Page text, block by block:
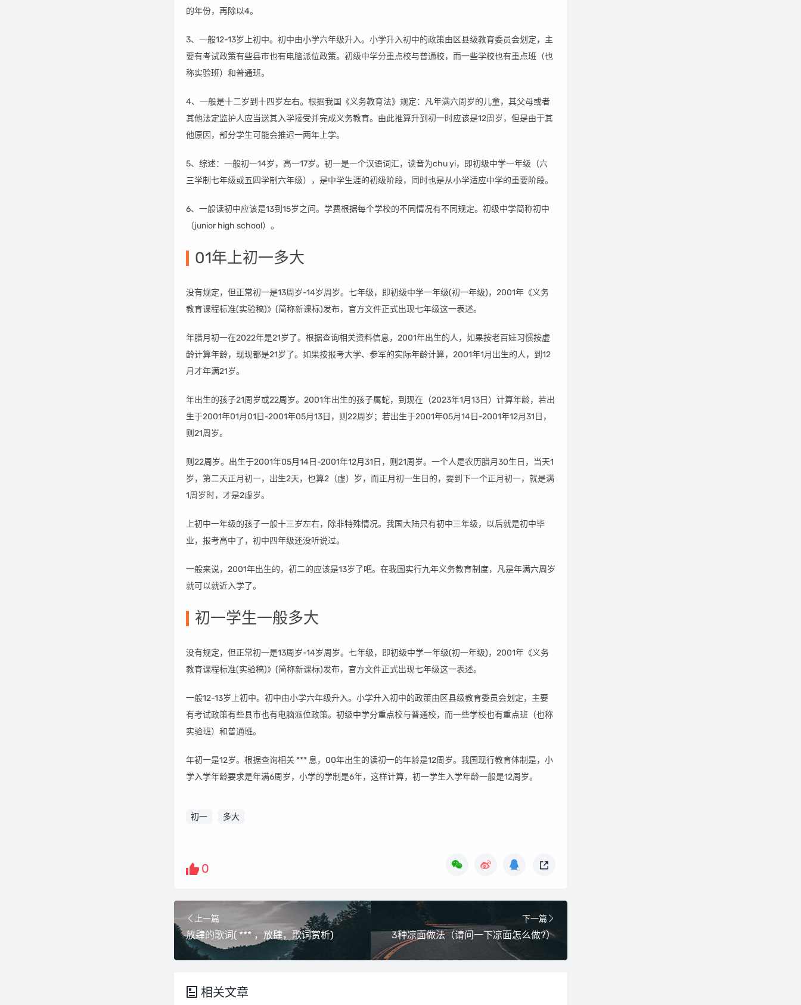
的年份，再除以4。
3、一般12-13岁上初中。初中由小学六年级升入。小学升入初中的政策由区县级教育委员会划定，主
要有考试政策有些县市也有电脑派位政策。初级中学分重点校与普通校，而一些学校也有重点班（也
称实验班）和普通班。
4、一般是十二岁到十四岁左右。根据我国《义务教育法》规定：凡年满六周岁的儿童，其父母或者
其他法定监护人应当送其入学接受并完成义务教育。由此推算升到初一时应该是12周岁，但是由于其
他原因，部分学生可能会推迟一两年上学。
5、综述：一般初一14岁，高一17岁。初一是一个汉语词汇，读音为chu yi，即初级中学一年级（六
三学制七年级或五四学制六年级），是中学生涯的初级阶段，同时也是从小学适应中学的重要阶段。
6、一般读初中应该是13到15岁之间。学费根据每个学校的不同情况有不同规定。初级中学简称初中
（junior high school）。
01年上初一多大
没有规定，但正常初一是13周岁-14岁周岁。七年级，即初级中学一年级(初一年级)，2001年《义务
教育课程标准(实验稿)》(简称新课标)发布，官方文件正式出现七年级这一表述。
年腊月初一在2022年是21岁了。根据查询相关资料信息，2001年出生的人，如果按老百娃习惯按虚
龄计算年龄，现现都是21岁了。如果按报考大学、参军的实际年龄计算，2001年1月出生的人，到12
月才年满21岁。
年出生的孩子21周岁或22周岁。2001年出生的孩子属蛇，到现在（2023年1月13日）计算年龄，若出
生于2001年01月01日-2001年05月13日，则22周岁；若出生于2001年05月14日-2001年12月31日，
则21周岁。
则22周岁。出生于2001年05月14日-2001年12月31日，则21周岁。一个人是农历腊月30生日，当天1
岁，第二天正月初一，出生2天，也算2（虚）岁，而正月初一生日的，要到下一个正月初一，就是满
1周岁时，才是2虚岁。
上初中一年级的孩子一般十三岁左右，除非特殊情况。我国大陆只有初中三年级，以后就是初中毕
业，报考高中了，初中四年级还没听说过。
一般来说，2001年出生的，初二的应该是13岁了吧。在我国实行九年义务教育制度，凡是年满六周岁
就可以就近入学了。
初一学生一般多大
没有规定，但正常初一是13周岁-14岁周岁。七年级，即初级中学一年级(初一年级)，2001年《义务
教育课程标准(实验稿)》(简称新课标)发布，官方文件正式出现七年级这一表述。
一般12-13岁上初中。初中由小学六年级升入。小学升入初中的政策由区县级教育委员会划定，主要
有考试政策有些县市也有电脑派位政策。初级中学分重点校与普通校，而一些学校也有重点班（也称
实验班）和普通班。
年初一是12岁。根据查询相关 *** 息，00年出生的读初一的年龄是12周岁。我国现行教育体制是，小
学入学年龄要求是年满6周岁，小学的学制是6年，这样计算，初一学生入学年龄一般是12周岁。
初一 多大
0
上一篇
放肆的歌词( *** ，放肆，歌词赏析)
下一篇
3种凉面做法（请问一下凉面怎么做?）
相关文章